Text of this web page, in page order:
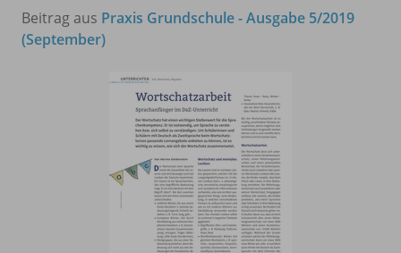
Beitrag aus Praxis Grundschule - Ausgabe 5/2019
(September)